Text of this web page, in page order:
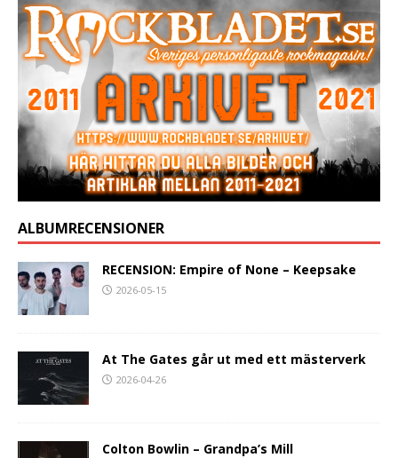
ALBUMRECENSIONER
RECENSION: Empire of None – Keepsake
2026-05-15
At The Gates går ut med ett mästerverk
2026-04-26
Colton Bowlin – Grandpa’s Mill